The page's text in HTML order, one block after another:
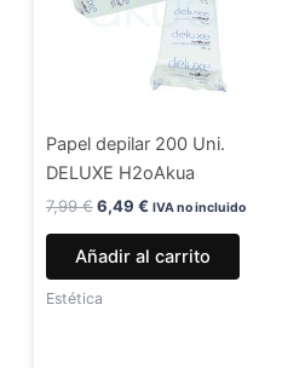
Papel depilar 200 Uni.
DELUXE H2oAkua
7,99€6,49 € IVA no incluido
Añadir al carrito
Estética